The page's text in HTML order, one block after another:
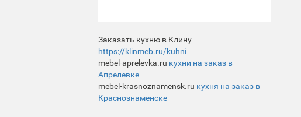
Заказать кухню в Клину
https://klinmeb.ru/kuhni
mebel-aprelevka.ru кухни на заказ в
Апрелевке
mebel-krasnoznamensk.ru кухня на заказ в
Краснознаменске